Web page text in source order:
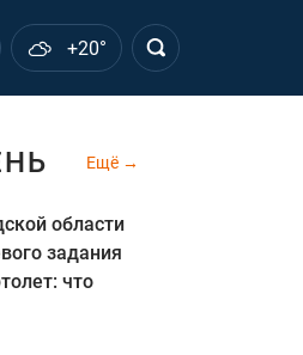
+20°
Ещё
области
задания
что